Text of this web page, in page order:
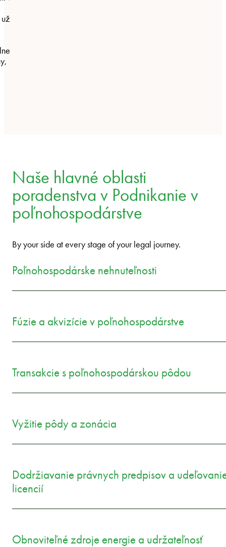
Naše hlavné oblasti
poradenstva v Podnikanie v
poľnohospodárstve
By your side at every stage of your legal journey.
Poľnohospodárske nehnuteľnosti
Fúzie a akvizície v poľnohospodárstve
Transakcie s poľnohospodárskou pôdou
Vyžitie pôdy a zonácia
Dodržiavanie právnych predpisov a
licencií
Obnoviteľné zdroje energie a udržateľnosť